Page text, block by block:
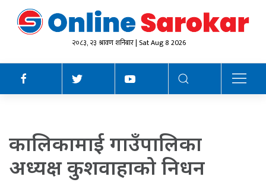
२०८३, २३ श्रावण शनिबार | Sat Aug 8 2026
कालिकामाई गाउँपालिका
अध्यक्ष कुशवाहाको निधन